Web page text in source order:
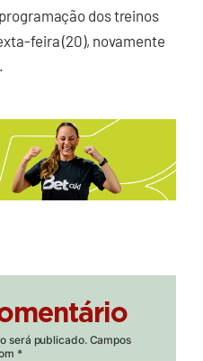
dos treinos
feira (20), novamente
será publicado. Campos
*